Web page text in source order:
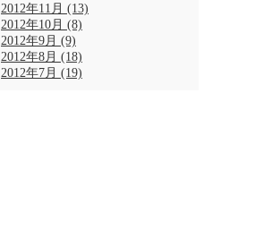
2012年11月 (13)
2012年10月 (8)
2012年9月 (9)
2012年8月 (18)
2012年7月 (19)